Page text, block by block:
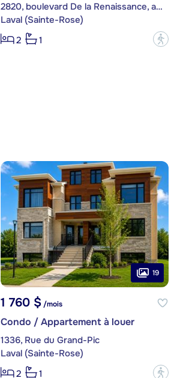
2820, boulevard De la Renaissance, app. 301
Laval (Sainte-Rose)
2
1 ?
19
1 760 $/mois
Condo / Appartement à louer
1336, Rue du Grand-Pic
Laval (Sainte-Rose)
2
1 ?